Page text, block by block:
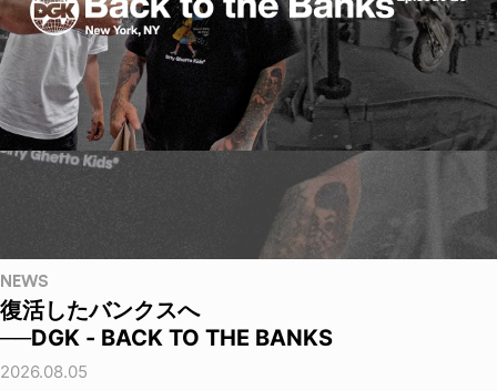
NEWS
復活したバンクスへ
──DGK - BACK TO THE BANKS
2026.08.05